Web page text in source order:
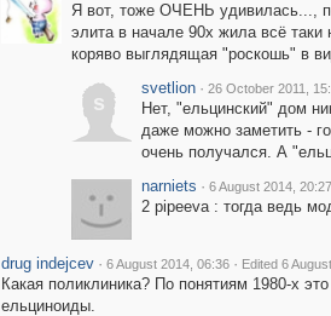
Я вот, тоже ОЧЕНЬ удивилась...,
элита в начале 90х жила всё
коряво выглядящая "роскошь" в
s
svetlion · 26 October 2011,
Нет, "ельцинский" дом
даже можно заметить -
очень получался. А
narniets · 6 August 2014, 20:27
2 pipeeva : тогда ведь
drug indejcev · 6 August 2014, 06:36 · Edited 6
Какая поликлиника? По понятиям 1980-х
ельциноиды.